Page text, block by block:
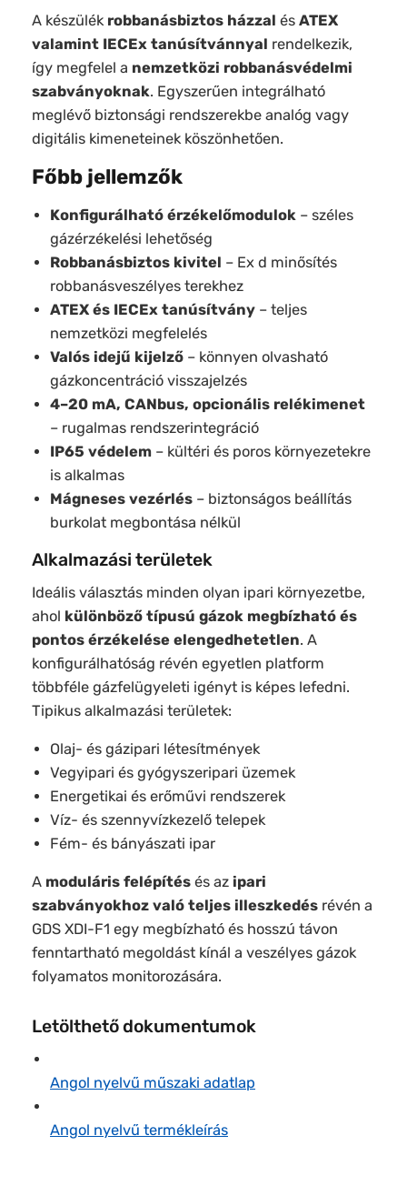
A készülék robbanásbiztos házzal és ATEX
valamint IECEx tanúsítvánnyal rendelkezik,
így megfelel a nemzetközi robbanásvédelmi
szabványoknak. Egyszerűen integrálható
meglévő biztonsági rendszerekbe analóg vagy
digitális kimeneteinek köszönhetően.
Főbb jellemzők
Konfigurálható érzékelőmodulok – széles
gázérzékelési lehetőség
Robbanásbiztos kivitel – Ex d minősítés
robbanásveszélyes terekhez
ATEX és IECEx tanúsítvány – teljes
nemzetközi megfelelés
Valós idejű kijelző – könnyen olvasható
gázkoncentráció visszajelzés
4–20 mA, CANbus, opcionális relékimenet
– rugalmas rendszerintegráció
IP65 védelem – kültéri és poros környezetekre
is alkalmas
Mágneses vezérlés – biztonságos beállítás
burkolat megbontása nélkül
Alkalmazási területek
Ideális választás minden olyan ipari környezetbe,
ahol különböző típusú gázok megbízható és
pontos érzékelése elengedhetetlen. A
konfigurálhatóság révén egyetlen platform
többféle gázfelügyeleti igényt is képes lefedni.
Tipikus alkalmazási területek:
Olaj- és gázipari létesítmények
Vegyipari és gyógyszeripari üzemek
Energetikai és erőművi rendszerek
Víz- és szennyvízkezelő telepek
Fém- és bányászati ipar
A moduláris felépítés és az ipari
szabványokhoz való teljes illeszkedés révén a
GDS XDI-F1 egy megbízható és hosszú távon
fenntartható megoldást kínál a veszélyes gázok
folyamatos monitorozására.
Letölthető dokumentumok
Angol nyelvű műszaki adatlap
Angol nyelvű termékleírás